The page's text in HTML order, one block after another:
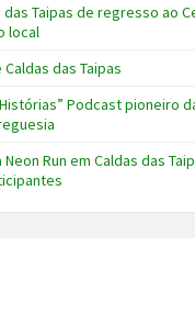
das Taipas de regresso ao
local
das Taipas
Podcast pioneiro
Run em Caldas das